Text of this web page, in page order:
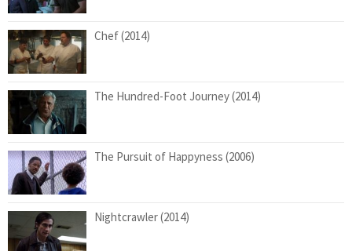
Chef (2014)
The Hundred-Foot Journey (2014)
The Pursuit of Happyness (2006)
Nightcrawler (2014)